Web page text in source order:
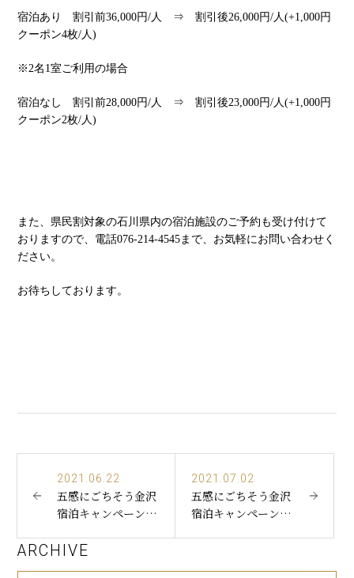
ARCHIVE
宿泊あり 割引前36,000円/人 ⇒ 割引後26,000円/人(+1,000円
クーポン4枚/人)
※2名1室ご利用の場合
宿泊なし 割引前28,000円/人 ⇒ 割引後23,000円/人(+1,000円
クーポン2枚/人)
また、県民割対象の石川県内の宿泊施設のご予約も受け付けて
おりますので、電話076-214-4545まで、お気軽にお問い合わせく
ださい。
お待ちしております。
2021.06.22
五感にごちそう金沢
宿泊キャンペーン対
ルでのご宿泊と海の
2021.07.02
五感にごちそう金沢
宿泊キャンペーンの